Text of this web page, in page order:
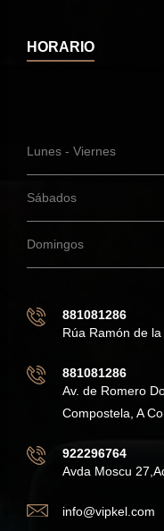
HORARIO
Lunes - Viernes
Sábados
Domingos
881081286
Rúa Ramón de
881081286
Av. de Romero
Compostela, A
922296764
Avda Moscu
info@vipkel.com